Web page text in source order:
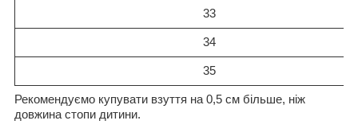
33
34
35
Рекомендуємо купувати взуття на 0,5 см більше, ніж
довжина стопи дитини.